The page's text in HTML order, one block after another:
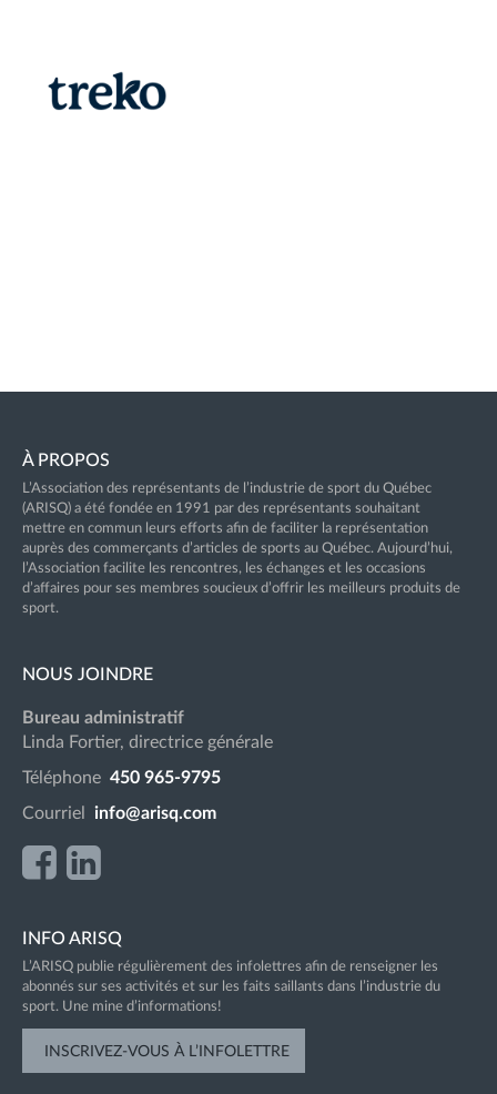
À PROPOS
L’Association des représentants de l’industrie de sport du Québec
(ARISQ) a été fondée en 1991 par des représentants souhaitant
mettre en commun leurs efforts afin de faciliter la représentation
auprès des commerçants d’articles de sports au Québec. Aujourd’hui,
l’Association facilite les rencontres, les échanges et les occasions
d’affaires pour ses membres soucieux d’offrir les meilleurs produits de
sport.
NOUS JOINDRE
Bureau administratif
Linda Fortier, directrice générale
Téléphone 450 965-9795
Courriel info@arisq.com
INFO ARISQ
L’ARISQ publie régulièrement des infolettres afin de renseigner les
abonnés sur ses activités et sur les faits saillants dans l’industrie du
sport. Une mine d’informations!
INSCRIVEZ-VOUS À L’INFOLETTRE